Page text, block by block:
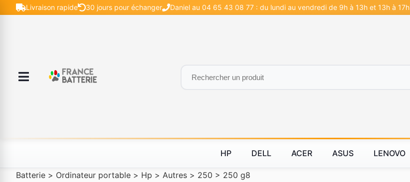
Livraison rapide 30 jours pour échanger Daniel au 04 65 43 08 77 : du lundi au vendredi de 9h à 13h et 13h à 17h
HP DELL ACER ASUS LENOVO
Batterie > Ordinateur portable > Hp > Autres > 250 > 250 g8